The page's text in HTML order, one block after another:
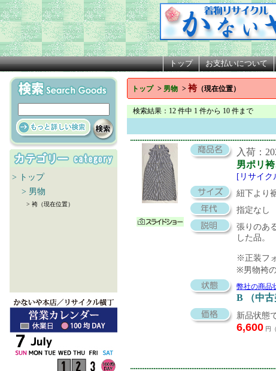
トップ お支払いについて
> トップ
> 男物
> 袴（現在位置）
トップ > 男物 > 袴 （現在位置）
検索結果 ：12 件中 1 件から 10 件まで
入荷：
男ポリ
[リサイク
紐下より
指定なし
張りのあ
した品。
※正装フ
※男物袴
弊社の商品
B （中古
新品状態
6,600 円